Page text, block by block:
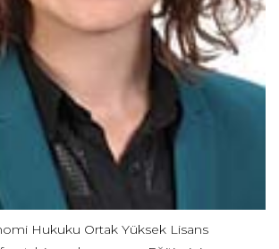
Hukuku Ortak Yüksek Lisans